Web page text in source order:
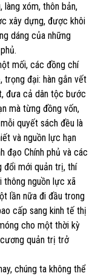
xóm, thôn bản,
xây dựng, được khôi
dáng của những
mối, các đồng chí
trọng đại: hàn gắn vết
đưa cả dân tộc bước
mà từng đồng vốn,
quyết sách đều là
và nguồn lực hạn
đạo Chính phủ và các
đổi mới quản trị, thí
thông nguồn lực xã
lần nữa đi đầu trong
cấp sang kinh tế thị
cho một thời kỳ
quản trị trở
chúng ta không thể